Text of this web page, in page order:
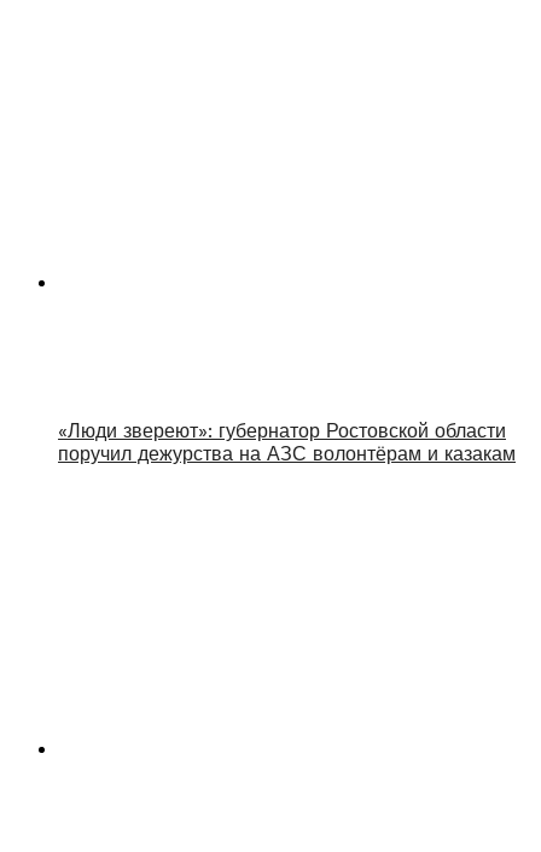
«Люди звереют»: губернатор Ростовской области
поручил дежурства на АЗС волонтёрам и казакам